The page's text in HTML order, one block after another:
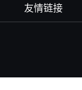
友情链接